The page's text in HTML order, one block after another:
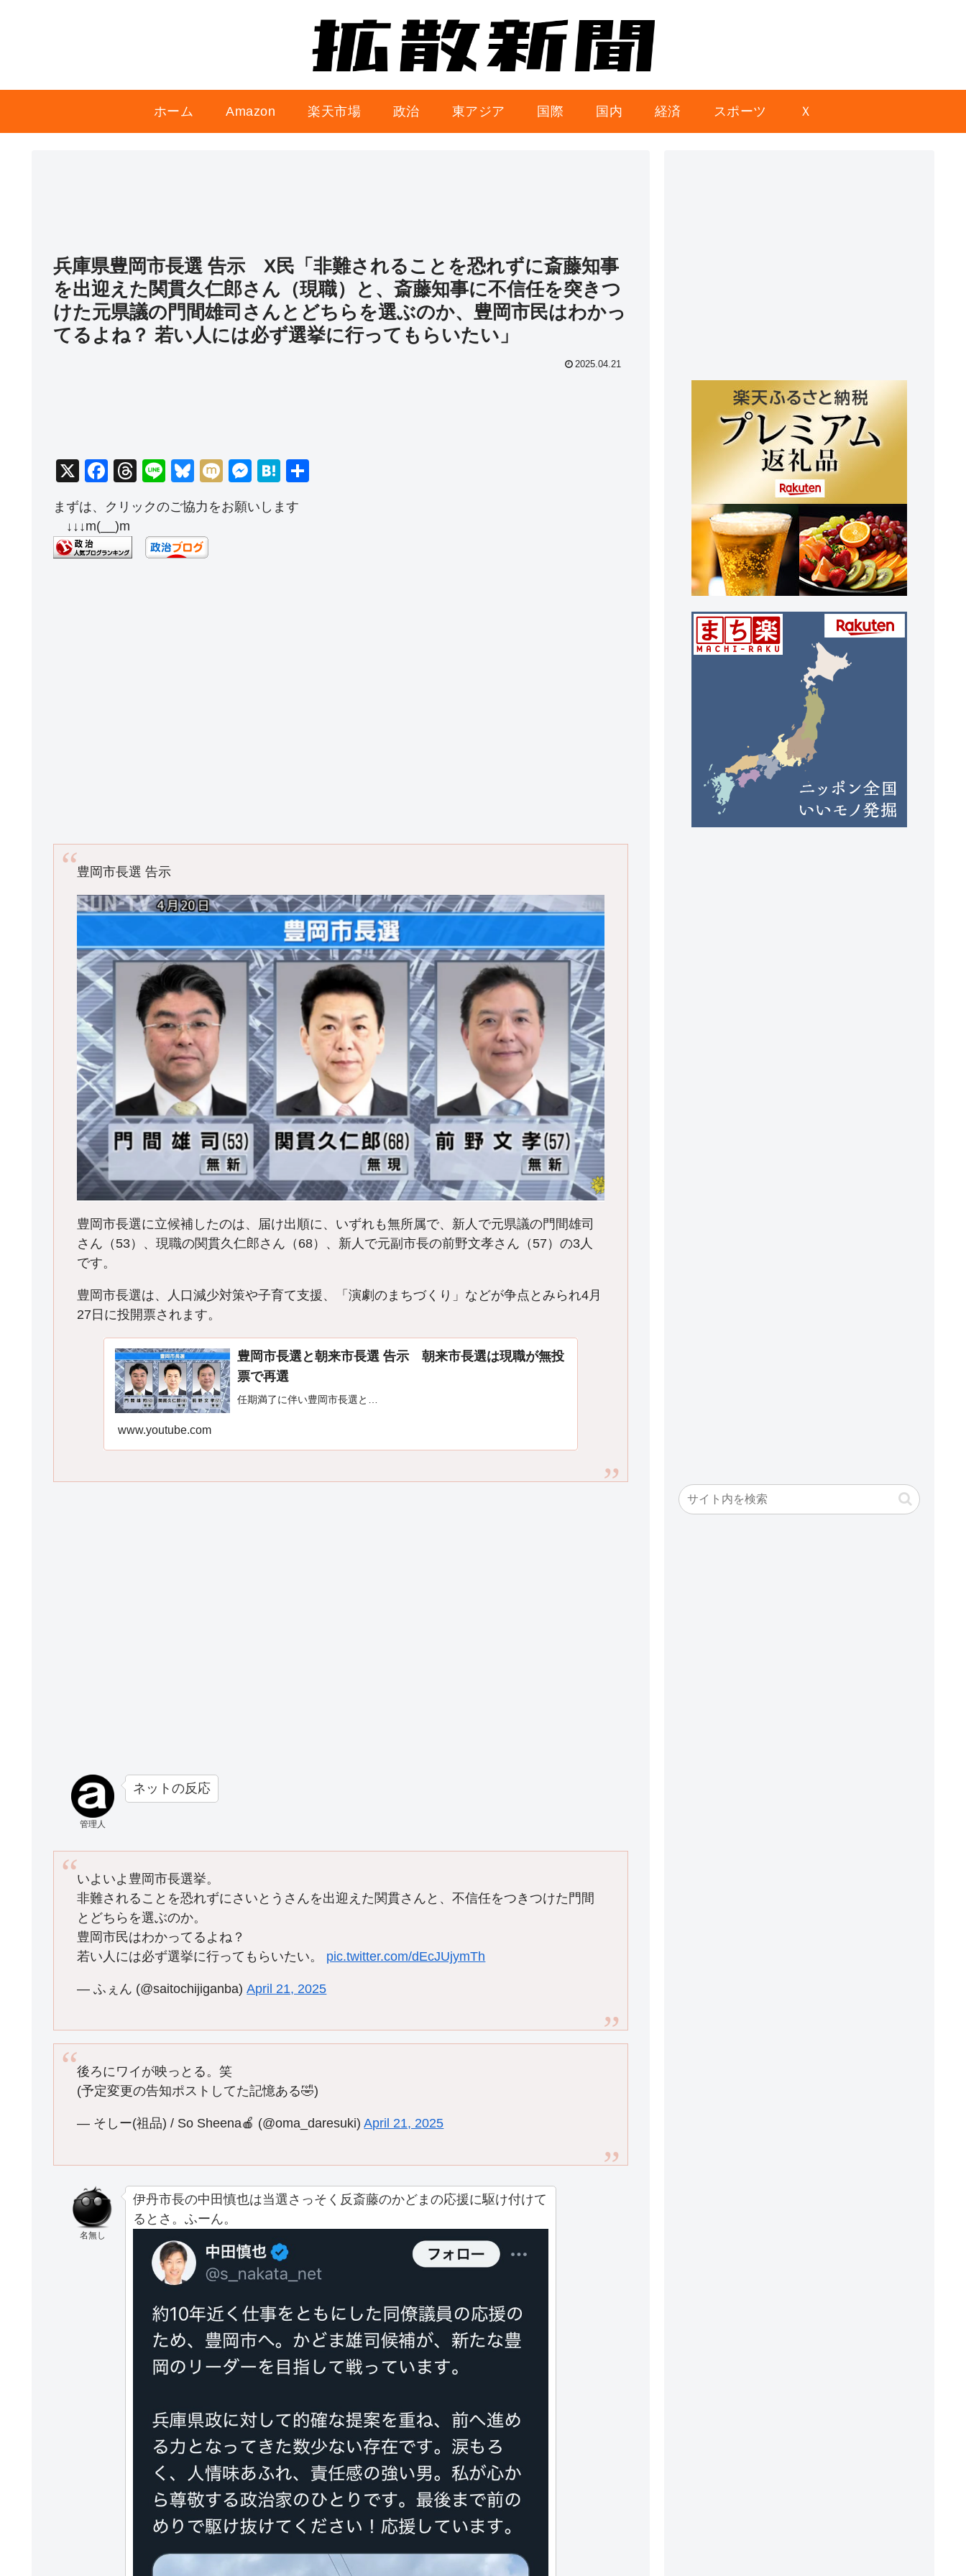
ホーム Amazon 楽天市場 政治 東アジア 国際 国内 経済 スポーツ Ｘ
兵庫県豊岡市長選 告示 X民「非難されることを恐れずに斎藤知事
を出迎えた関貫久仁郎さん（現職）と、斎藤知事に不信任を突きつ
けた元県議の門間雄司さんとどちらを選ぶのか、豊岡市民はわかっ
てるよね？ 若い人には必ず選挙に行ってもらいたい」
2025.04.21
X
F
c
e
b
T
e
a
d
Li
e
Bl
u
e
sk
y
M
M
ss
H
e
まずは、クリックのご協力をお願いします
↓↓↓m(__)m
豊岡市長選 告示
豊岡市長選に立候補したのは、届け出順に、いずれも無所属で、新人で元県議の門間雄司
さん（53）、現職の関貫久仁郎さん（68）、新人で元副市長の前野文孝さん（57）の3人
です。
豊岡市長選は、人口減少対策や子育て支援、「演劇のまちづくり」などが争点とみられ4月
27日に投開票されます。
豊岡市長選と朝来市長選 告示 朝来市長選は現職が無投
票で再選
任期満了に伴い豊岡市長選と…
www.youtube.com
管理人
ネットの反応
いよいよ豊岡市長選挙。
非難されることを恐れずにさいとうさんを出迎えた関貫さんと、不信任をつきつけた門間
とどちらを選ぶのか。
豊岡市民はわかってるよね？
若い人には必ず選挙に行ってもらいたい。 pic.twitter.com/dEcJUjymTh
— ふぇん (@saitochijiganba)April 21, 2025
後ろにワイが映っとる。笑
(予定変更の告知ポストしてた記憶ある🤣)
— そしー(祖品) / So Sheena🍎 (@oma_daresuki)April 21, 2025
名無し
伊丹市長の中田慎也は当選さっそく反斎藤のかどまの応援に駆け付けて
るとさ。ふーん。